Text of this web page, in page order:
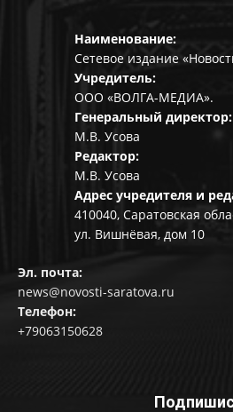
Наименование:
Сетевое издание
Учредитель:
ООО «ВОЛГА-МЕДИА».
Генеральный директор:
М.В. Усова
Редактор:
М.В. Усова
Адрес учредителя и
410040, Саратовская
ул. Вишнёвая, дом 10
Эл. почта:
news@novosti-saratova.ru
Телефон:
+79063150628